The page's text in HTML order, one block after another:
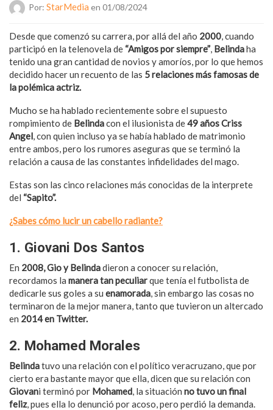
Por: StarMedia en 01/08/2024
Desde que comenzó su carrera, por allá del año 2000, cuando
participó en la telenovela de “Amigos por siempre”, Belindaha
tenido una gran cantidad de novios y amoríos, por lo que hemos
decidido hacer un recuento de las 5 relaciones más famosas de
la polémica actriz.
Mucho se ha hablado recientemente sobre el supuesto
rompimiento de Belindacon el ilusionista de49 añosCriss
Angel, con quien incluso ya se había hablado de matrimonio
entre ambos, pero los rumores aseguras que se terminó la
relación a causa de las constantes infidelidades del mago.
Estas son las cinco relaciones más conocidas de la interprete
del “Sapito”.
¿Sabes cómo lucir un cabello radiante?
1. Giovani Dos Santos
En 2008, Gio y Belindadieron a conocer su relación,
recordamos la manera tan peculiarque tenía el futbolista de
dedicarle sus goles a su enamorada, sin embargo las cosas no
terminaron de la mejor manera, tanto que tuvieron un altercado
en 2014 en Twitter.
2. Mohamed Morales
Belindatuvo una relación con el político veracruzano, que por
cierto era bastante mayor que ella, dicen que su relación con
Giovani terminó por Mohamed, la situación no tuvo un final
feliz, pues ella lo denunció por acoso, pero perdió la demanda.